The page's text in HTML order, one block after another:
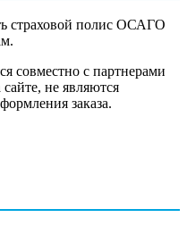
страховой полис ОСАГО
совместно с партнерами
не являются
заказа.